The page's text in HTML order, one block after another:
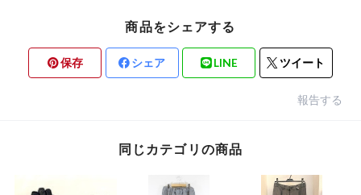
商品をシェアする
保存 シェア LINE ツイート
報告する
同じカテゴリの商品